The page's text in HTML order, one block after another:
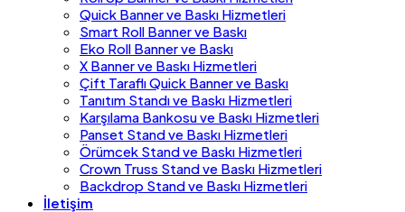
Quick Banner ve Baskı Hizmetleri
Smart Roll Banner ve Baskı
Eko Roll Banner ve Baskı
X Banner ve Baskı Hizmetleri
Çift Taraflı Quick Banner ve Baskı
Tanıtım Standı ve Baskı Hizmetleri
Karşılama Bankosu ve Baskı Hizmetleri
Panset Stand ve Baskı Hizmetleri
Örümcek Stand ve Baskı Hizmetleri
Crown Truss Stand ve Baskı Hizmetleri
Backdrop Stand ve Baskı Hizmetleri
İletişim